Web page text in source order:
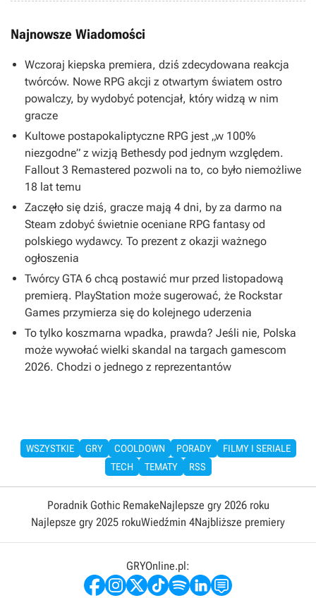
Najnowsze Wiadomości
Wczoraj kiepska premiera, dziś zdecydowana reakcja
twórców. Nowe RPG akcji z otwartym światem ostro
powalczy, by wydobyć potencjał, który widzą w nim
gracze
Kultowe postapokaliptyczne RPG jest „w 100%
niezgodne” z wizją Bethesdy pod jednym względem.
Fallout 3 Remastered pozwoli na to, co było niemożliwe
18 lat temu
Zaczęło się dziś, gracze mają 4 dni, by za darmo na
Steam zdobyć świetnie oceniane RPG fantasy od
polskiego wydawcy. To prezent z okazji ważnego
ogłoszenia
Twórcy GTA 6 chcą postawić mur przed listopadową
premierą. PlayStation może sugerować, że Rockstar
Games przymierza się do kolejnego uderzenia
To tylko koszmarna wpadka, prawda? Jeśli nie, Polska
może wywołać wielki skandal na targach gamescom
2026. Chodzi o jednego z reprezentantów
WSZYSTKIE GRY COOLDOWN PORADY
FILMY I SERIALE
TECH
TEMATY RSS
Poradnik Gothic RemakeNajlepsze gry 2026 roku
Najlepsze gry 2025 rokuWiedźmin 4Najbliższe premiery
GRYOnline.pl: